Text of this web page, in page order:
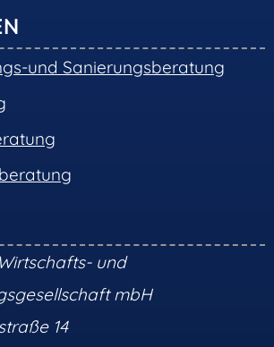
und Sanierungsberatung
und
mbH
14